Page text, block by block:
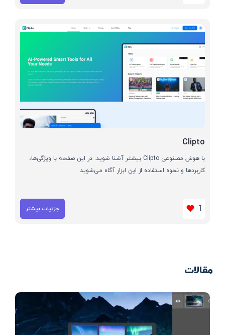
Clipto
با هوش مصنوعی Clipto بیشتر آشنا شوید. در این صفحه با ویژگی‌ها،
کاربردها و نحوه استفاده از این ابزار آگاه می‌شوید
1 جزئیات بیشتر
مقالات